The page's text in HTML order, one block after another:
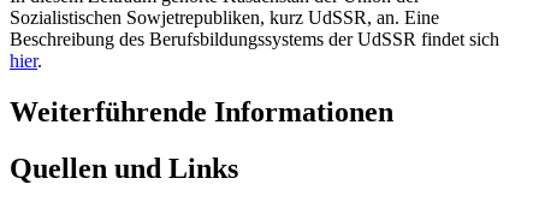
Sozialistischen Sowjetrepubliken, kurz UdSSR, an. Eine
Beschreibung des Berufsbildungssystems der UdSSR findet sich
hier.
Weiterführende Informationen
Quellen und Links